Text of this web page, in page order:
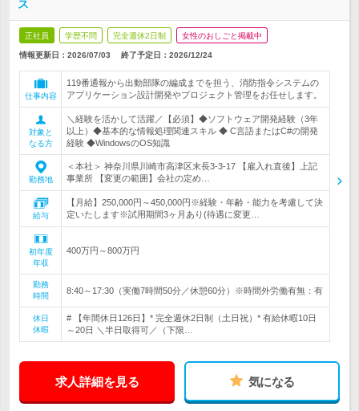
ス
正社員 学歴不問 完全週休2日制 女性のおしごと掲載中
情報更新日：2026/07/03 終了予定日： 2026/12/24
仕事内容
119番通報から出動部隊の編成までを担う、消防指令システムの
アプリケーション設計開発やプロジェクト管理をお任せします。
対象と
なる方
＼経験を活かして活躍／【必須】◆ソフトウェア開発経験（3年
以上）◆基本的な情報処理関連スキル ◆ C言語またはC#の開発
経験 ◆WindowsのOS知識
勤務地
＜本社＞ 神奈川県川崎市高津区末長3-3-17 【雇入れ直後】上記
事業所 【変更の範囲】会社の定め…
給与
【月給】250,000円～450,000円※経験・年齢・能力を考慮して決
定いたします※試用期間3ヶ月あり(待遇に変更…
初年度
年収
400万円～800万円
勤務
時間
8:40～17:30（実働7時間50分／休憩60分）※時間外労働有無：有
休日
休暇
# 【年間休日126日】* 完全週休2日制（土日祝）* 有給休暇10日
～20日 ＼半日取得可／（下限…
求人詳細を見る 気になる